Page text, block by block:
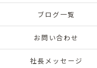
ブログ一覧
お問い合わせ
社長メッセージ